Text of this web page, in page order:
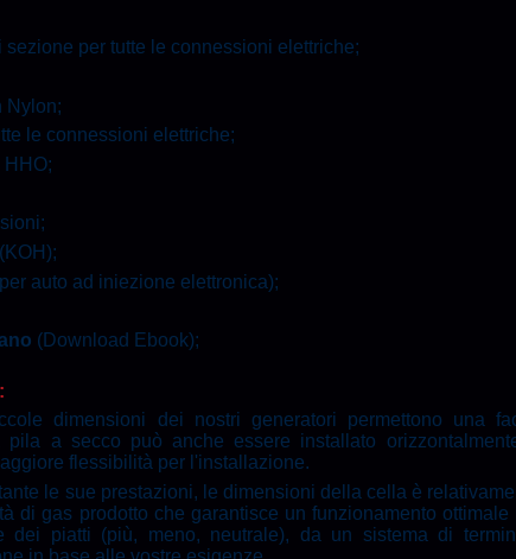
per tutte le connessioni elettriche;
Nylon;
le connessioni elettriche;
HHO;
auto ad iniezione elettronica);
(Download Ebook);
dimensioni dei nostri generatori permettono una
a secco può anche essere installato
flessibilità per l'installazione.
le sue prestazioni, le dimensioni della cella è
di gas prodotto che garantisce un funzionamento ottimale
dei piatti (più, meno, neutrale), da un sistema di